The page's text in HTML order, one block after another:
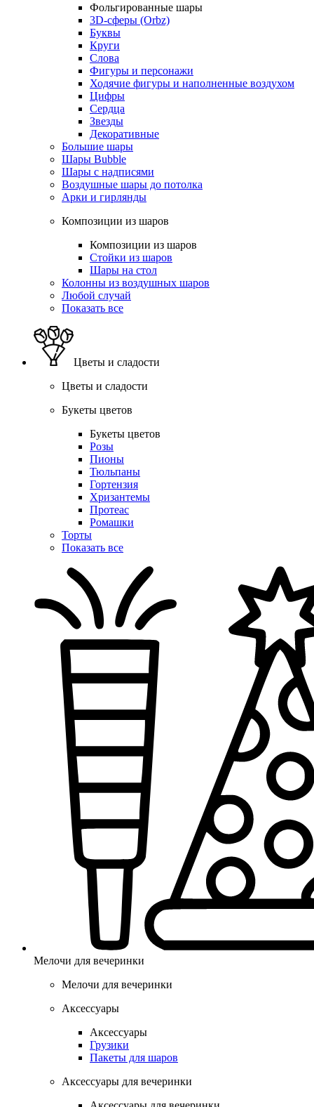
Фольгированные шары
3D-сферы (Orbz)
Буквы
Круги
Слова
Фигуры и персонажи
Ходячие фигуры и наполненные воздухом
Цифры
Сердца
Звезды
Декоративные
Большие шары
Шары Bubble
Шары с надписями
Воздушные шары до потолка
Арки и гирлянды
Композиции из шаров
Композиции из шаров
Стойки из шаров
Шары на стол
Колонны из воздушных шаров
Любой случай
Показать все
Цветы и сладости
Цветы и сладости
Букеты цветов
Букеты цветов
Розы
Пионы
Тюльпаны
Гортензия
Хризантемы
Протеас
Ромашки
Торты
Показать все
Мелочи для вечеринки
Мелочи для вечеринки
Аксессуары
Аксессуары
Грузики
Пакеты для шаров
Аксессуары для вечеринки